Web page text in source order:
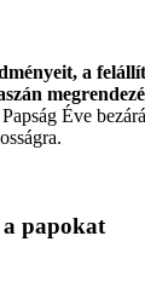
a
Papság Éve
papokat